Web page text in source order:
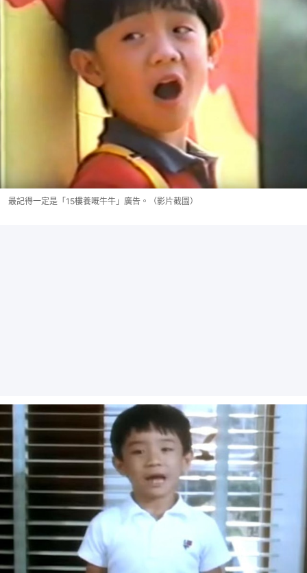
最記得一定是「15樓養嘅牛牛」廣告。（影片截圖）